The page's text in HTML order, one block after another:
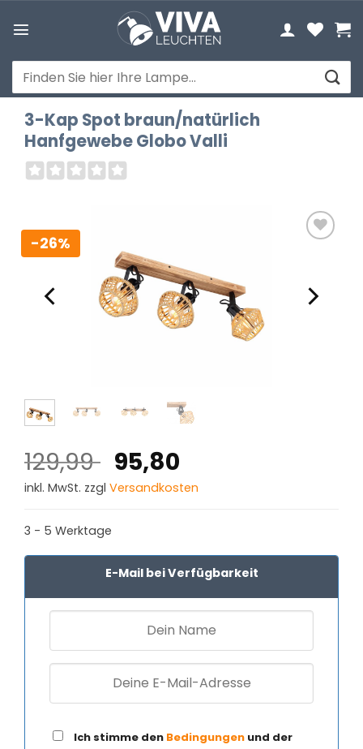
Inhalt
Suchen
nach:
3-Kap Spot braun/natürlich
Hanfgewebe Globo Valli
-26%
129,99 Ursprünglicher
Preis
95,80
Preis
inkl. MwSt. zzgl Versandkosten
3 - 5 Werktage
E-Mail bei Verfügbarkeit
Ich stimme den Bedingungen und der